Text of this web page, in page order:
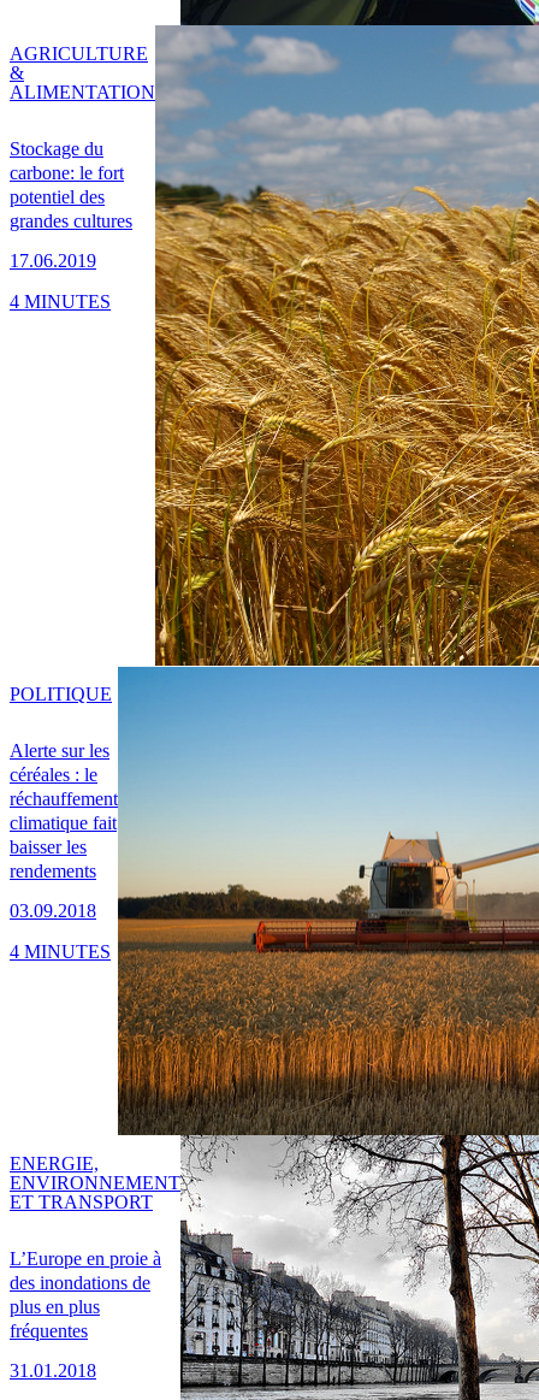
Stockage du
carbone: le fort
potentiel des
grandes cultures
17.06.2019
AGRICULTURE
&
ALIMENTATION
4 MINUTES
Alerte sur les
céréales : le
réchauffement
climatique fait
baisser les
rendements
03.09.2018
POLITIQUE
4 MINUTES
L’Europe en proie à
des inondations de
plus en plus
fréquentes
31.01.2018
ENERGIE,
ENVIRONNEMENT
ET TRANSPORT